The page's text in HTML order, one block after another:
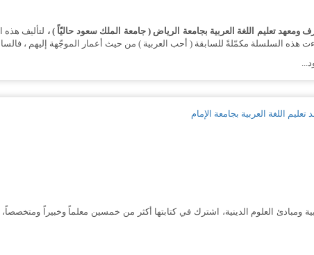
ومعهد تعليم اللغة العربية بجامعة الرياض ( جامعة الملك سعود حاليّاً ) ، لتأليف هذه
للسابقة ( أحب العربية ) من حيث أعمار الموجّهة إليهم ، فالسابقة لمن هم بين ( 6- 11 ) ، وهذه
اللغة العربية بجامعة الإمام